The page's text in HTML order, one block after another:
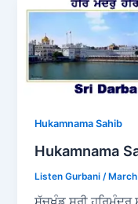
Hukamnama Sahib
Hukamnama
Listen Gurbani /